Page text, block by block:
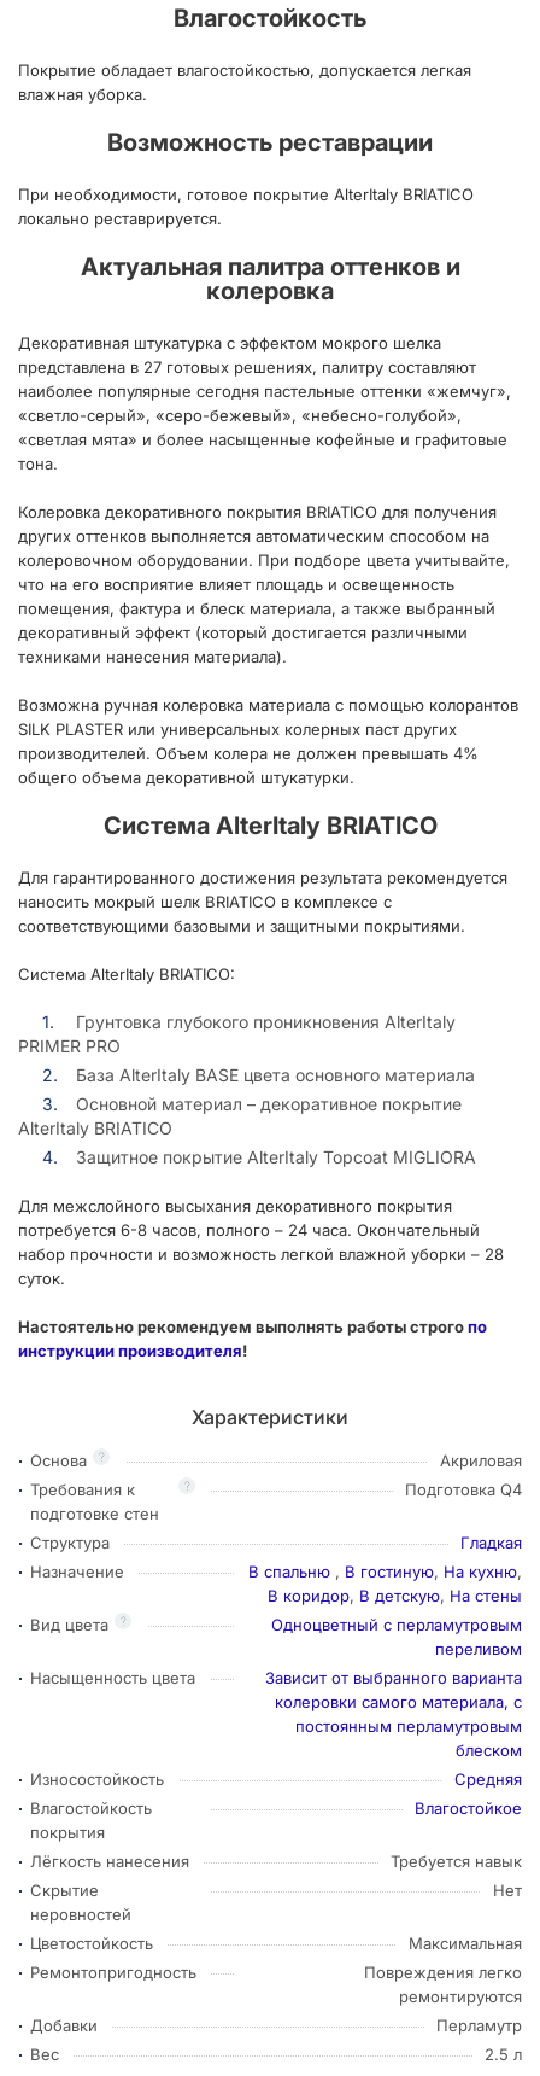
Влагостойкость
Покрытие обладает влагостойкостью, допускается легкая
влажная уборка.
Возможность реставрации
При необходимости, готовое покрытие AlterItaly BRIATICO
локально реставрируется.
Актуальная палитра оттенков и
колеровка
Декоративная штукатурка с эффектом мокрого шелка
представлена в 27 готовых решениях, палитру составляют
наиболее популярные сегодня пастельные оттенки «жемчуг»,
«светло-серый», «серо-бежевый», «небесно-голубой»,
«светлая мята» и более насыщенные кофейные и графитовые
тона.
Колеровка декоративного покрытия BRIATICO для получения
других оттенков выполняется автоматическим способом на
колеровочном оборудовании. При подборе цвета учитывайте,
что на его восприятие влияет площадь и освещенность
помещения, фактура и блеск материала, а также выбранный
декоративный эффект (который достигается различными
техниками нанесения материала).
Возможна ручная колеровка материала с помощью колорантов
SILK PLASTER или универсальных колерных паст других
производителей. Объем колера не должен превышать 4%
общего объема декоративной штукатурки.
Система AlterItaly BRIATICO
Для гарантированного достижения результата рекомендуется
наносить мокрый шелк BRIATICO в комплексе с
соответствующими базовыми и защитными покрытиями.
Система AlterItaly BRIATICO:
Грунтовка глубокого проникновения AlterItaly
PRIMER PRO
База AlterItaly BASE цвета основного материала
Основной материал – декоративное покрытие
AlterItaly BRIATICO
Защитное покрытие AlterItaly Topcoat MIGLIORA
Для межслойного высыхания декоративного покрытия
потребуется 6-8 часов, полного – 24 часа. Окончательный
набор прочности и возможность легкой влажной уборки – 28
суток.
Настоятельно рекомендуем выполнять работы строгопо
инструкции производителя!
Характеристики
?
Основа Акриловая
?
Требования к
подготовке стен
Подготовка Q4
Структура
Гладкая
Назначение
В спальню , В гостиную, На кухню,
В коридор, В детскую, На стены
?
Вид цвета
Одноцветный с перламутровым
переливом
Насыщенность цвета
Зависит от выбранного варианта
колеровки самого материала, с
постоянным перламутровым
блеском
Износостойкость
Средняя
Влагостойкость
покрытия
Влагостойкое
Лёгкость нанесения
Требуется навык
Скрытие
неровностей
Нет
Цветостойкость
Максимальная
Ремонтопригодность
Повреждения легко
ремонтируются
Добавки
Перламутр
Вес
2.5 л